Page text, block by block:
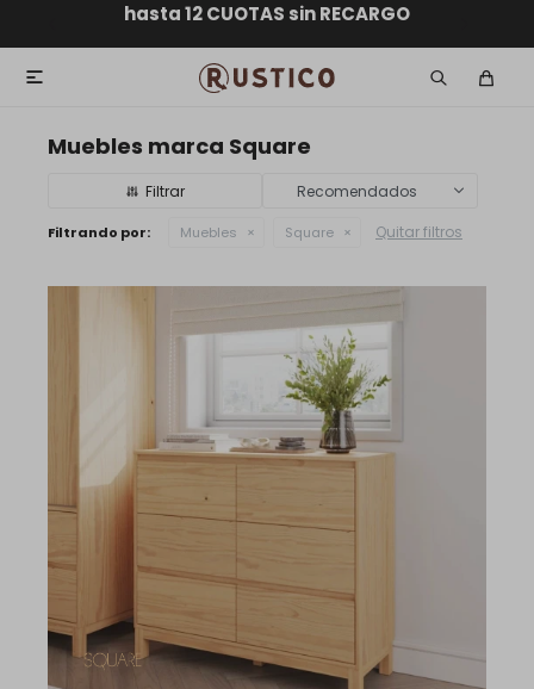
ENVÍOS A TODO EL PAÍS
GARANTÍA DE DEVOLUCIÓN
hasta 12 CUOTAS sin RECARGO
ENVÍO GRATIS dentro de MONTEVIDEO en compras

Muebles marca Square
Recomendados
Filtrando por: Muebles Square Quitar filtros